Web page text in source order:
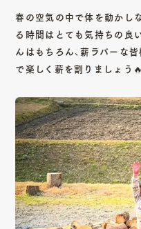
春の空気の中で体を動かし
る時間はとても気持ちの良
んはもちろん、薪ラバーな
で楽しく薪を割りましょう🔥